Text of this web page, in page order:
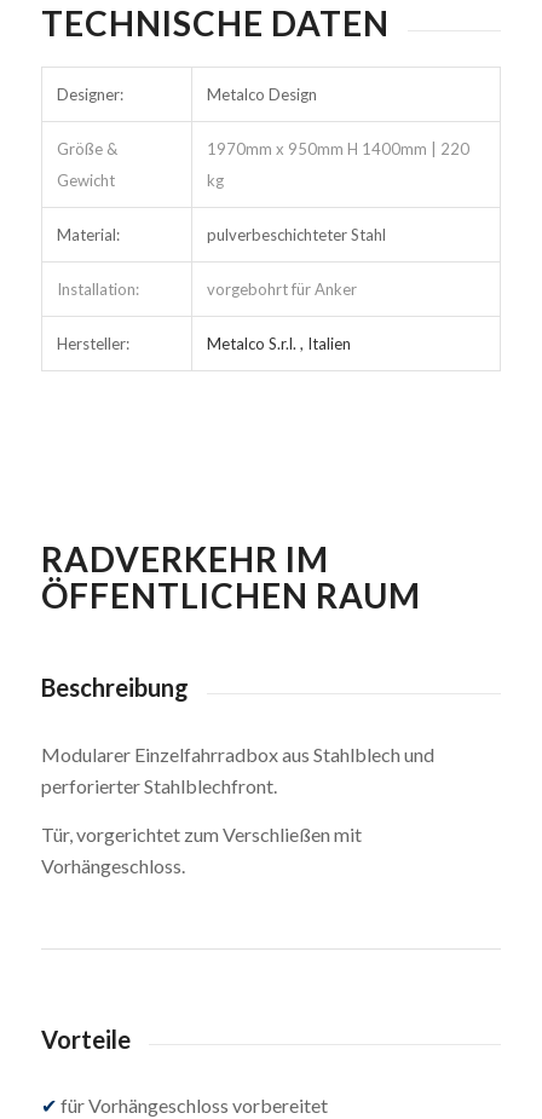
TECHNISCHE DATEN
Designer: Metalco Design
Größe &
Gewicht
1970mm x 950mm H 1400mm | 220
kg
Material: pulverbeschichteter Stahl
Installation: vorgebohrt für Anker
Hersteller: Metalco S.r.l. , Italien
RADVERKEHR IM
ÖFFENTLICHEN RAUM
Beschreibung
Modularer Einzelfahrradbox aus Stahlblech und
perforierter Stahlblechfront.
Tür, vorgerichtet zum Verschließen mit
Vorhängeschloss.
Vorteile
✔ für Vorhängeschloss vorbereitet